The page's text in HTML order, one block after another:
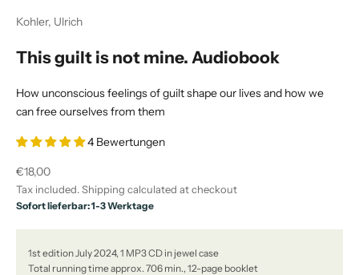
Kohler, Ulrich
This guilt is not mine. Audiobook
How unconscious feelings of guilt shape our lives and how we
can free ourselves from them
4 Bewertungen
Sale price
€18,00
Tax included. Shipping calculated at checkout
Sofort lieferbar: 1-3 Werktage
1st edition July 2024, 1 MP3 CD in jewel case
Total running time approx. 706 min., 12-page booklet